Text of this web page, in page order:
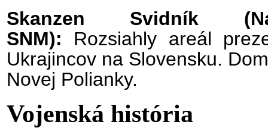
Skanzen Svidník
SNM): Rozsiahly areál
Ukrajincov na Slovensku.
Novej Polianky.
Vojenská história